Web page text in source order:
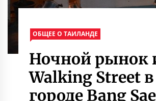
ОБЩЕЕ О ТАИЛАНДЕ
Ночной рынок
Walking Street в
городе Bang